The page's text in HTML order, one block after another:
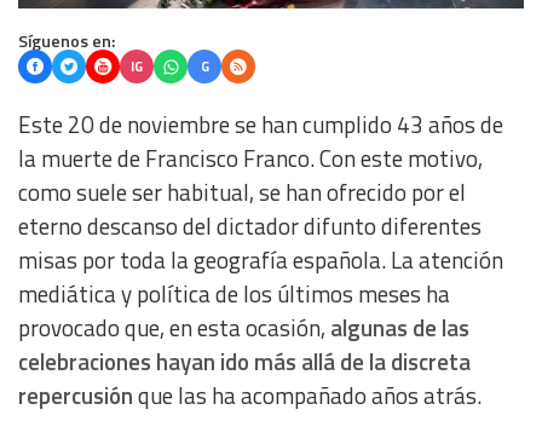
Síguenos en:
IG G
Este 20 de noviembre se han cumplido 43 años de
la muerte de Francisco Franco. Con este motivo,
como suele ser habitual, se han ofrecido por el
eterno descanso del dictador difunto diferentes
misas por toda la geografía española. La atención
mediática y política de los últimos meses ha
provocado que, en esta ocasión, algunas de las
celebraciones hayan ido más allá de la discreta
repercusiónque las ha acompañado años atrás.